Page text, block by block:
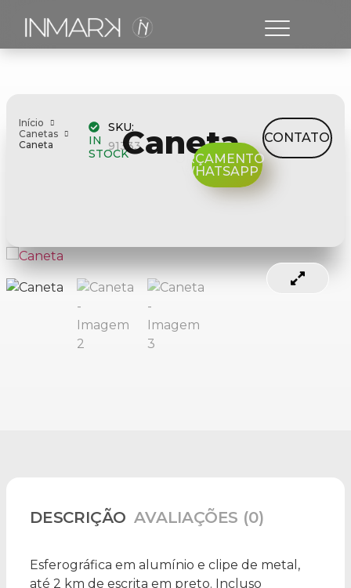
Início
Canetas
Caneta
IN
STOCK
SKU:
91333
Caneta
ORÇAMENTO
WHATSAPP
CONTATO
DESCRIÇÃO AVALIAÇÕES (0)
Esferográfica em alumínio e clipe de metal,
até 2 km de escrita em preto. Incluso